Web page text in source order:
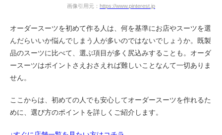
画像引用元： https://www.pinterest.jp
オーダースーツを初めて作る人は、何を基準にお店やスーツを選
んだらいいか悩んでしまう人が多いのではないでしょうか。既製
品のスーツに比べて、選ぶ項目が多く尻込みすることも。オーダ
ースーツはポイントさえおさえれば難しいことなんて一切ありま
せん。
ここからは、初めての人でも安心してオーダースーツを作れるた
めに、選び方のポイントを詳しくご紹介します。